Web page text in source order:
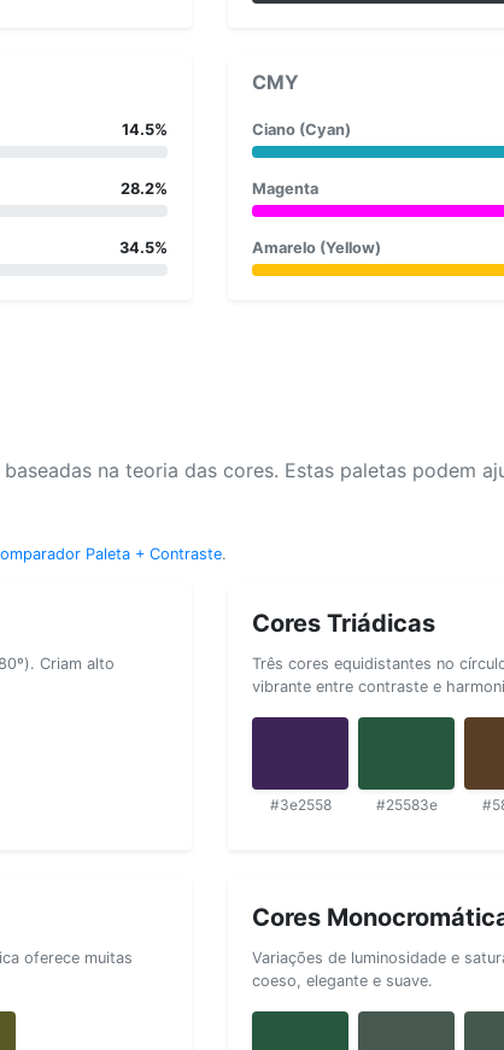
14.5%
28.2%
34.5%
CMY
Ciano (Cyan)
Magenta
Amarelo (Yellow)
na teoria das cores. Estas paletas podem
Paleta + Contraste.
Criam alto
Cores Triádicas
Três cores equidistantes no
vibrante entre contraste e
#3e2558 #25583e
oferece muitas
Cores
Variações de luminosidade e
coeso, elegante e suave.